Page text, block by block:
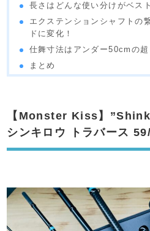
長さはどんな使い分けがベス
エクステンションシャフトの
ドに変化！
仕舞寸法はアンダー50cmの
まとめ
【Monster Kiss】
シンキロウ トラバース